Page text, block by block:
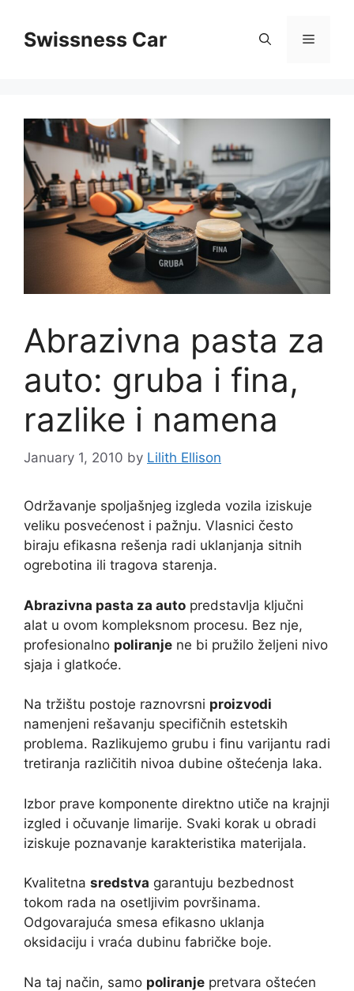
contentSwissness Car Menu
Abrazivna pasta za
auto: gruba i fina,
razlike i namena
January 1, 2010 by Lilith Ellison
Održavanje spoljašnjeg izgleda vozila iziskuje
veliku posvećenost i pažnju. Vlasnici često
biraju efikasna rešenja radi uklanjanja sitnih
ogrebotina ili tragova starenja.
Abrazivna pasta za auto predstavlja ključni
alat u ovom kompleksnom procesu. Bez nje,
profesionalno poliranje ne bi pružilo željeni nivo
sjaja i glatkoće.
Na tržištu postoje raznovrsni proizvodi
namenjeni rešavanju specifičnih estetskih
problema. Razlikujemo grubu i finu varijantu radi
tretiranja različitih nivoa dubine oštećenja laka.
Izbor prave komponente direktno utiče na krajnji
izgled i očuvanje limarije. Svaki korak u obradi
iziskuje poznavanje karakteristika materijala.
Kvalitetna sredstva garantuju bezbednost
tokom rada na osetljivim površinama.
Odgovarajuća smesa efikasno uklanja
oksidaciju i vraća dubinu fabričke boje.
Na taj način, samo poliranje pretvara oštećen